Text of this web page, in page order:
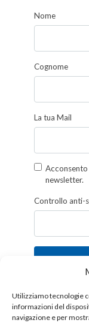
Utilizziamo tecnologie
informazioni del
navigazione e per
Nome
Cognome
La tua Mail
newsletter.
Controllo anti-
Follow us!